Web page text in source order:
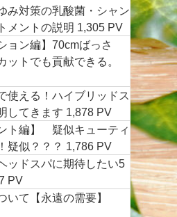
対策の乳酸菌・シャン
メントの説明 1,305 PV
ョン編】70cmばっさ
トでも貢献できる。
使える！ハイブリッドス
してきます 1,878 PV
ト編】 疑似キューティ
疑似？？？ 1,786 PV
ッドスパに期待したい5
PV
いて【永遠の需要】